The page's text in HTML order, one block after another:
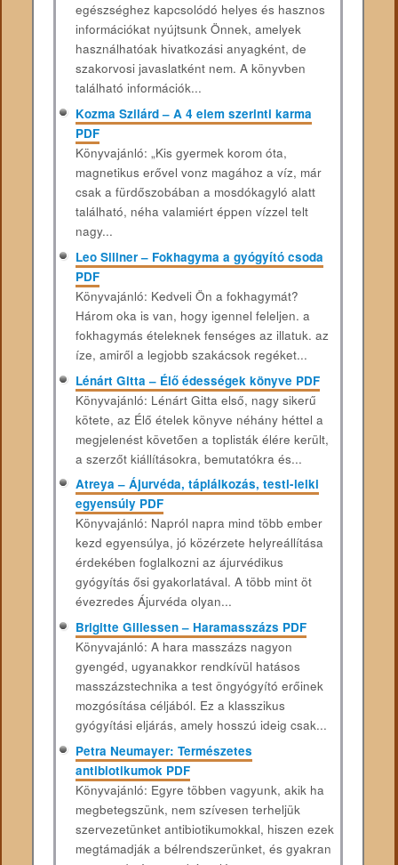
egészséghez kapcsolódó helyes és hasznos
információkat nyújtsunk Önnek, amelyek
használhatóak hivatkozási anyagként, de
szakorvosi javaslatként nem. A könyvben
található információk...
Kozma Szilárd – A 4 elem szerinti karma
PDF
Könyvajánló: „Kis gyermek korom óta,
magnetikus erővel vonz magához a víz, már
csak a fürdőszobában a mosdókagyló alatt
található, néha valamiért éppen vízzel telt
nagy...
Leo Sillner – Fokhagyma a gyógyító csoda
PDF
Könyvajánló: Kedveli Ön a fokhagymát?
Három oka is van, hogy igennel feleljen. a
fokhagymás ételeknek fenséges az illatuk. az
íze, amiről a legjobb szakácsok regéket...
Lénárt Gitta – Élő édességek könyve PDF
Könyvajánló: Lénárt Gitta első, nagy sikerű
kötete, az Élő ételek könyve néhány héttel a
megjelenést követően a toplisták élére került,
a szerzőt kiállításokra, bemutatókra és...
Atreya – Ájurvéda, táplálkozás, testi-lelki
egyensúly PDF
Könyvajánló: Napról napra mind több ember
kezd egyensúlya, jó közérzete helyreállítása
érdekében foglalkozni az ájurvédikus
gyógyítás ősi gyakorlatával. A több mint öt
évezredes Ájurvéda olyan...
Brigitte Gillessen – Haramasszázs PDF
Könyvajánló: A hara masszázs nagyon
gyengéd, ugyanakkor rendkívül hatásos
masszázstechnika a test öngyógyító erőinek
mozgósítása céljából. Ez a klasszikus
gyógyítási eljárás, amely hosszú ideig csak...
Petra Neumayer: Természetes
antibiotikumok PDF
Könyvajánló: Egyre többen vagyunk, akik ha
megbetegszünk, nem szívesen terheljük
szervezetünket antibiotikumokkal, hiszen ezek
megtámadják a bélrendszerünket, és gyakran